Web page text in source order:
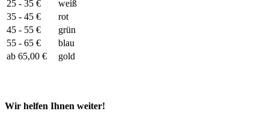
25 - 35 €
weiß
35 - 45 €
rot
45 - 55 €
grün
55 - 65 €
blau
ab 65,00 €
gold
Wir helfen Ihnen weiter!